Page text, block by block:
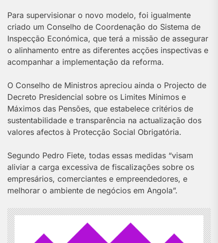
Para supervisionar o novo modelo, foi igualmente
criado um Conselho de Coordenação do Sistema de
Inspecção Económica, que terá a missão de assegurar
o alinhamento entre as diferentes acções inspectivas e
acompanhar a implementação da reforma.
O Conselho de Ministros apreciou ainda o Projecto de
Decreto Presidencial sobre os Limites Mínimos e
Máximos das Pensões, que estabelece critérios de
sustentabilidade e transparência na actualização dos
valores afectos à Protecção Social Obrigatória.
Segundo Pedro Fiete, todas essas medidas “visam
aliviar a carga excessiva de fiscalizações sobre os
empresários, comerciantes e empreendedores, e
melhorar o ambiente de negócios em Angola”.